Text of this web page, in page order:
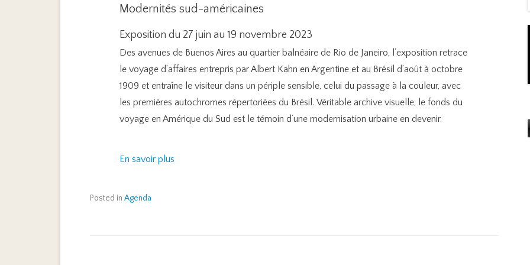
Modernités sud-américaines
Exposition du 27 juin au 19 novembre 2023
Des avenues de Buenos Aires au quartier balnéaire de Rio de Janeiro, l’exposition retrace
le voyage d’affaires entrepris par Albert Kahn en Argentine et au Brésil d’août à octobre
1909 et entraîne le visiteur dans un périple sensible, celui du passage à la couleur, avec
les premières autochromes répertoriées du Brésil. Véritable archive visuelle, le fonds du
voyage en Amérique du Sud est le témoin d’une modernisation urbaine en devenir.
En savoir plus
Posted in Agenda